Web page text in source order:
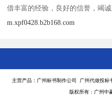
借丰富的经验，良好的信誉，竭
m.xpf0428.b2b168.com
主营产品：广州标书制作公司 广州代做投
版权所有：广州中